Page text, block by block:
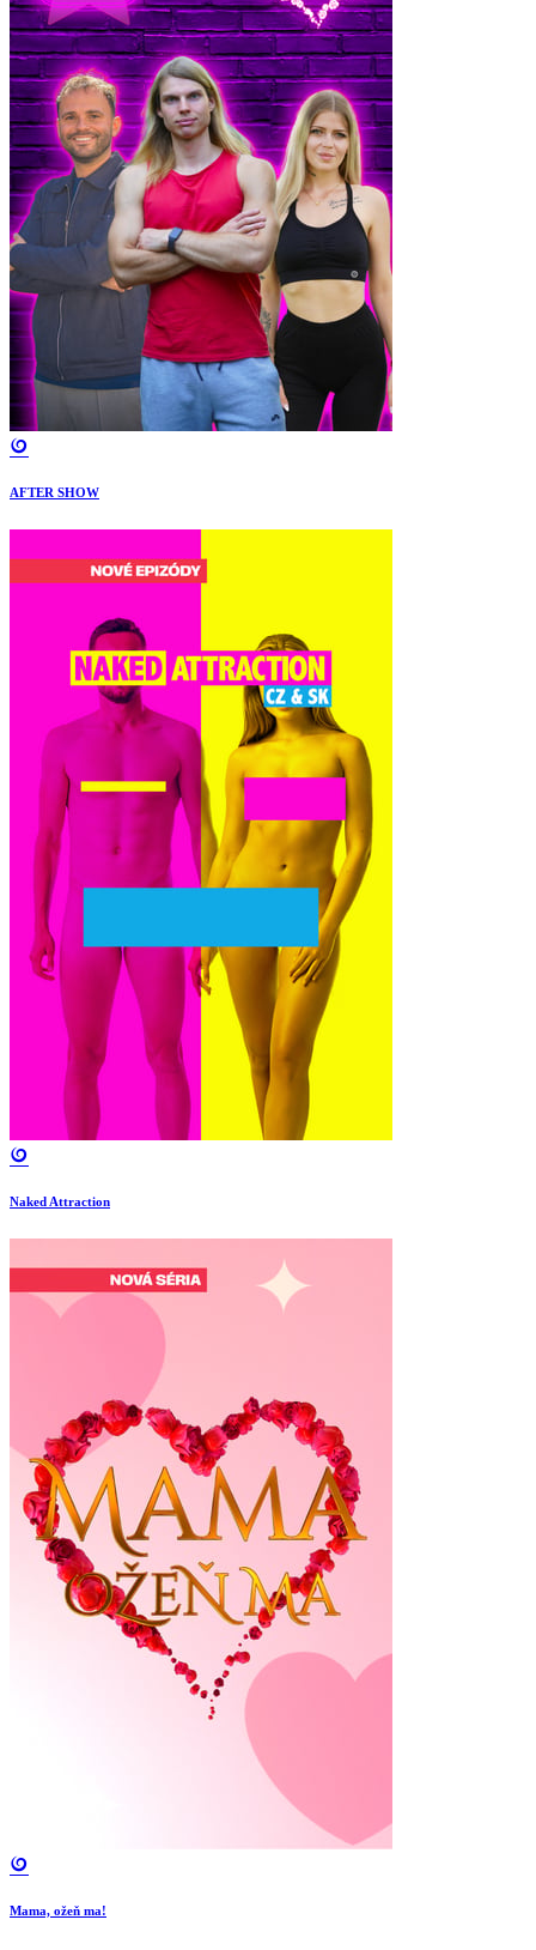
AFTER SHOW
Naked Attraction
Mama, ožeň ma!